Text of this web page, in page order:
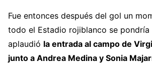
Fue entonces después del gol un
todo el Estadio rojiblanco se pondría
aplaudió la entrada al campo de
junto a Andrea Medina y Sonia